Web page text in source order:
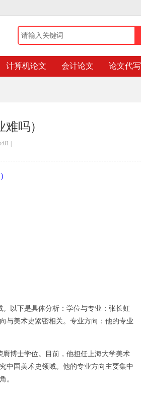
计算机论文 会计论文 论文代写
吗）
以下是具体分析：学位与专业：张长虹
与美术史紧密相关。专业方向：他的专业
博士学位。目前，他担任上海大学美术
中国美术史领域。他的专业方向主要集中
。